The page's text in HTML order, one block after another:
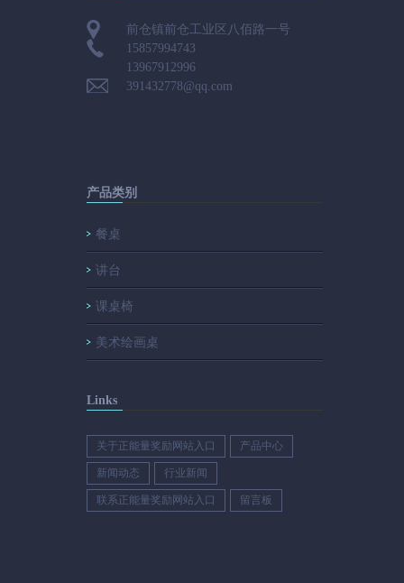
前仓镇前仓工业区八佰路一号
15857994743
13967912996
391432778@qq.com
产品类别
餐桌
讲台
课桌椅
美术绘画桌
Links
关于正能量奖励网站入口 产品中心
新闻动态 行业新闻
联系正能量奖励网站入口 留言板